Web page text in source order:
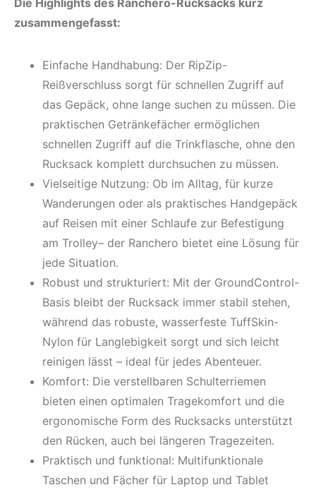
Die Highlights des Ranchero-Rucksacks kurz
zusammengefasst:
Einfache Handhabung: Der RipZip-
Reißverschluss sorgt für schnellen Zugriff auf
das Gepäck, ohne lange suchen zu müssen. Die
praktischen Getränkefächer ermöglichen
schnellen Zugriff auf die Trinkflasche, ohne den
Rucksack komplett durchsuchen zu müssen.
Vielseitige Nutzung: Ob im Alltag, für kurze
Wanderungen oder als praktisches Handgepäck
auf Reisen mit einer Schlaufe zur Befestigung
am Trolley– der Ranchero bietet eine Lösung für
jede Situation.
Robust und strukturiert: Mit der GroundControl-
Basis bleibt der Rucksack immer stabil stehen,
während das robuste, wasserfeste TuffSkin-
Nylon für Langlebigkeit sorgt und sich leicht
reinigen lässt – ideal für jedes Abenteuer.
Komfort: Die verstellbaren Schulterriemen
bieten einen optimalen Tragekomfort und die
ergonomische Form des Rucksacks unterstützt
den Rücken, auch bei längeren Tragezeiten.
Praktisch und funktional: Multifunktionale
Taschen und Fächer für Laptop und Tablet